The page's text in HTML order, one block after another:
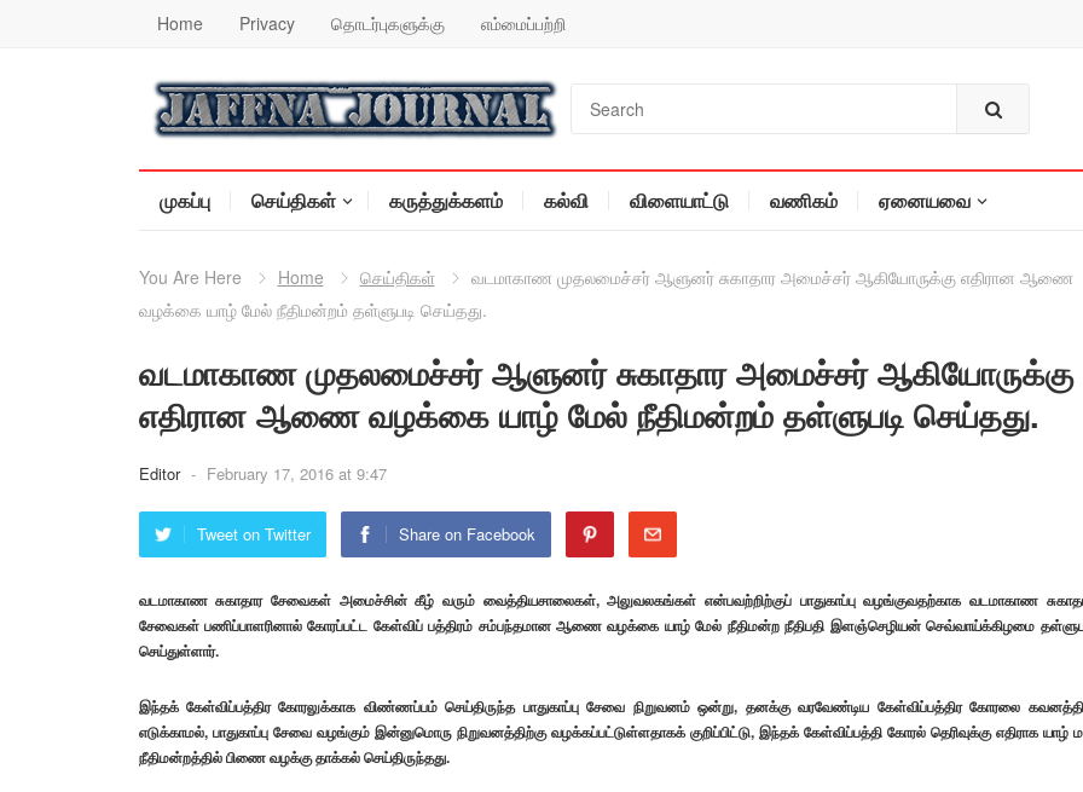
Home Privacy தொடர்புகளுக்கு எம்மைப்பற்றி
முகப்பு செய்திகள் கருத்துக்களம் கல்வி விளையாட்டு வணிகம் ஏனையவை
You Are Here Home செய்திகள்
வடமாகாண முதலமைச்சர் ஆளுனர் சுகாதார அமைச்சர் ஆகியோருக்கு எதிரான ஆணை
வழக்கை யாழ் மேல் நீதிமன்றம் தள்ளுபடி செய்தது.
வடமாகாண முதலமைச்சர் ஆளுனர் சுகாதார அமைச்சர் ஆகியோருக்கு
எதிரான ஆணை வழக்கை யாழ் மேல் நீதிமன்றம் தள்ளுபடி செய்தது.
Editor - February 17, 2016 at 9:47
Tweet on Twitter Share on Facebook
வடமாகாண சுகாதார சேவைகள் அமைச்சின் கீழ் வரும் வைத்தியசாலைகள், அலுவலகங்கள் என்பவற்றிற்குப் பாதுகாப்பு வழங்குவதற்காக வடமாகாண
சேவைகள் பணிப்பாளரினால் கோரப்பட்ட கேள்விப் பத்திரம் சம்பந்தமான ஆணை வழக்கை யாழ் மேல் நீதிமன்ற நீதிபதி இளஞ்செழியன் செவ்வாய்க்கிழமை
செய்துள்ளார்.
இந்தக் கேள்விப்பத்திர கோரலுக்காக விண்ணப்பம் செய்திருந்த பாதுகாப்பு சேவை நிறுவனம் ஒன்று, தனக்கு வரவேண்டிய கேள்விப்பத்திர கோரலை
எடுக்காமல், பாதுகாப்பு சேவை வழங்கும் இன்னுமொரு நிறுவனத்திற்கு வழக்கப்பட்டுள்ளதாகக் குறிப்பிட்டு, இந்தக் கேள்விப்பத்தி கோரல் தெரிவுக்கு எதிராக யாழ்
நீதிமன்றத்தில் பிணை வழக்கு தாக்கல் செய்திருந்தது.